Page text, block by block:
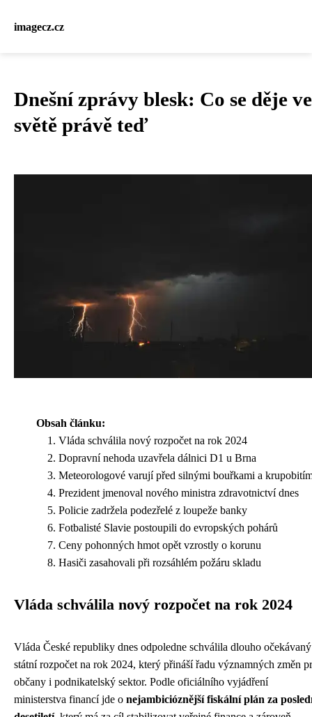
imagecz.cz
Dnešní zprávy blesk: Co se děje ve
světě právě teď
Obsah článku:
Vláda schválila nový rozpočet na rok 2024
Dopravní nehoda uzavřela dálnici D1 u Brna
Meteorologové varují před silnými bouřkami a
Prezident jmenoval nového ministra zdravotnictví dnes
Policie zadržela podezřelé z loupeže banky
Fotbalisté Slavie postoupili do evropských pohárů
Ceny pohonných hmot opět vzrostly o korunu
Hasiči zasahovali při rozsáhlém požáru skladu
Vláda schválila nový rozpočet na rok 2024
Vláda České republiky dnes odpoledne schválila dlouho očekávaný
státní rozpočet na rok 2024, který přináší řadu významných změn
občany i podnikatelský sektor. Podle oficiálního vyjádření
ministerstva financí jde o nejambicióznější fiskální plán za